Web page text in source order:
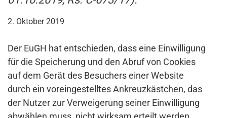
2. Oktober 2019
Der EuGH hat entschieden, dass eine Einwilligung
für die Speicherung und den Abruf von Cookies
auf dem Gerät des Besuchers einer Website
durch ein voreingestelltes Ankreuzkästchen, das
der Nutzer zur Verweigerung seiner Einwilligung